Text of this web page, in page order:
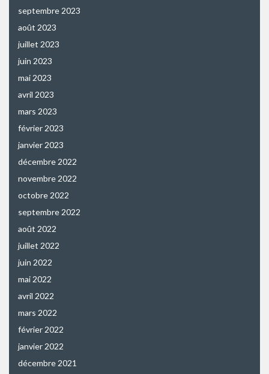
septembre 2023
août 2023
juillet 2023
juin 2023
mai 2023
avril 2023
mars 2023
février 2023
janvier 2023
décembre 2022
novembre 2022
octobre 2022
septembre 2022
août 2022
juillet 2022
juin 2022
mai 2022
avril 2022
mars 2022
février 2022
janvier 2022
décembre 2021